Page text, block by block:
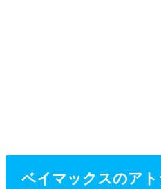
ベイマックスのア